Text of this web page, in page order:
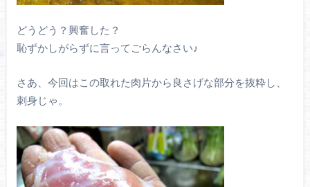
どうどう？興奮した？
恥ずかしがらずに言ってごらんなさい♪
さあ、今回はこの取れた肉片から良さげな部分を抜粋し、
刺身じゃ。